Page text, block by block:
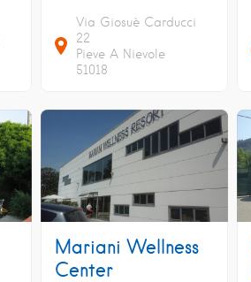
Via Giosuè Carducci
22
Pieve A Nievole
51018
Mariani Wellness
Center